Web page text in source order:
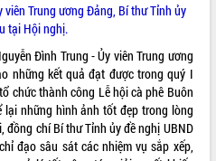
Trung ương Đảng, Bí thư Tỉnh ủy
tại Hội nghị.
Đình Trung - Ủy viên Trung ương
những kết quả đạt được trong quý I
chức thành công Lễ hội cà phê Buôn
những hình ảnh tốt đẹp trong lòng
chí Bí thư Tỉnh ủy đề nghị UBND
đạo sâu sát các nhiệm vụ sắp xếp,